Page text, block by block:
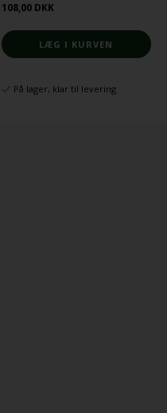
108,00 DKK
På lager, klar til levering